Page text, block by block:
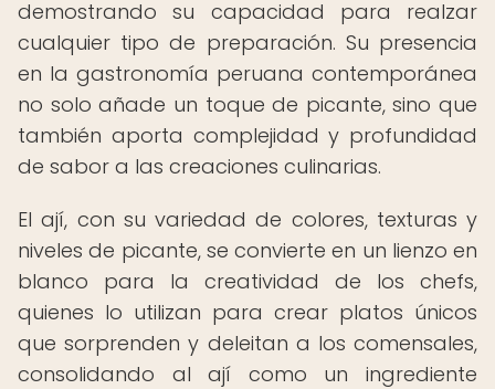
demostrando su capacidad para realzar
cualquier tipo de preparación. Su presencia
en la gastronomía peruana contemporánea
no solo añade un toque de picante, sino que
también aporta complejidad y profundidad
de sabor a las creaciones culinarias.
El ají, con su variedad de colores, texturas y
niveles de picante, se convierte en un lienzo en
blanco para la creatividad de los chefs,
quienes lo utilizan para crear platos únicos
que sorprenden y deleitan a los comensales,
consolidando al ají como un ingrediente